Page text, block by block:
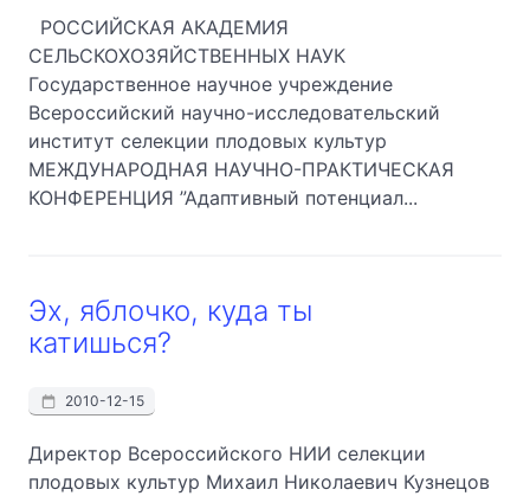
РОССИЙСКАЯ АКАДЕМИЯ
СЕЛЬСКОХОЗЯЙСТВЕННЫХ НАУК
Государственное научное учреждение
Всероссийский научно-исследовательский
институт селекции плодовых культур
МЕЖДУНАРОДНАЯ НАУЧНО-ПРАКТИЧЕСКАЯ
КОНФЕРЕНЦИЯ ”Адаптивный потенциал...
Эх, яблочко, куда ты
катишься?
2010-12-15
Директор Всероссийского НИИ селекции
плодовых культур Михаил Николаевич Кузнецов